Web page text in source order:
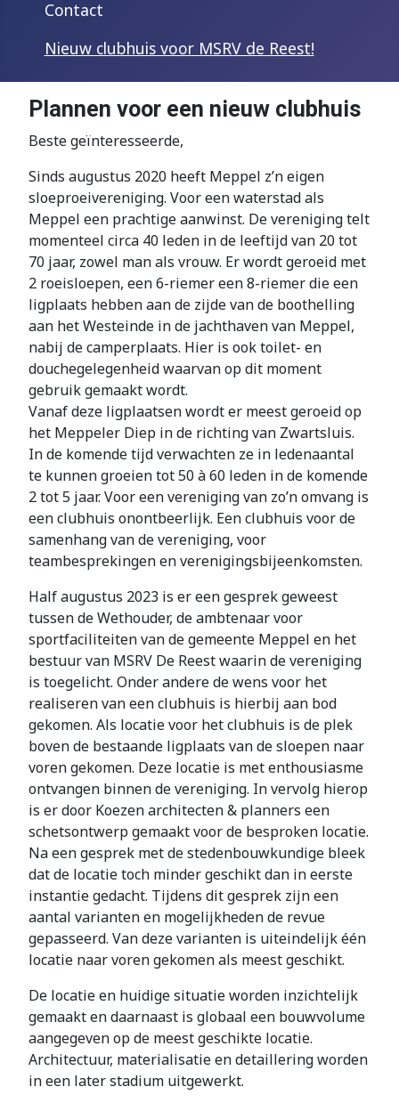
Contact
Nieuw clubhuis voor MSRV de Reest!
Plannen voor een nieuw clubhuis
Beste geïnteresseerde,
Sinds augustus 2020 heeft Meppel z’n eigen
sloeproeivereniging. Voor een waterstad als
Meppel een prachtige aanwinst. De vereniging telt
momenteel circa 40 leden in de leeftijd van 20 tot
70 jaar, zowel man als vrouw. Er wordt geroeid met
2 roeisloepen, een 6-riemer een 8-riemer die een
ligplaats hebben aan de zijde van de boothelling
aan het Westeinde in de jachthaven van Meppel,
nabij de camperplaats. Hier is ook toilet- en
douchegelegenheid waarvan op dit moment
gebruik gemaakt wordt.
Vanaf deze ligplaatsen wordt er meest geroeid op
het Meppeler Diep in de richting van Zwartsluis.
In de komende tijd verwachten ze in ledenaantal
te kunnen groeien tot 50 à 60 leden in de komende
2 tot 5 jaar. Voor een vereniging van zo’n omvang is
een clubhuis onontbeerlijk. Een clubhuis voor de
samenhang van de vereniging, voor
teambesprekingen en verenigingsbijeenkomsten.
Half augustus 2023 is er een gesprek geweest
tussen de Wethouder, de ambtenaar voor
sportfaciliteiten van de gemeente Meppel en het
bestuur van MSRV De Reest waarin de vereniging
is toegelicht. Onder andere de wens voor het
realiseren van een clubhuis is hierbij aan bod
gekomen. Als locatie voor het clubhuis is de plek
boven de bestaande ligplaats van de sloepen naar
voren gekomen. Deze locatie is met enthousiasme
ontvangen binnen de vereniging. In vervolg hierop
is er door Koezen architecten & planners een
schetsontwerp gemaakt voor de besproken locatie.
Na een gesprek met de stedenbouwkundige bleek
dat de locatie toch minder geschikt dan in eerste
instantie gedacht. Tijdens dit gesprek zijn een
aantal varianten en mogelijkheden de revue
gepasseerd. Van deze varianten is uiteindelijk één
locatie naar voren gekomen als meest geschikt.
De locatie en huidige situatie worden inzichtelijk
gemaakt en daarnaast is globaal een bouwvolume
aangegeven op de meest geschikte locatie.
Architectuur, materialisatie en detaillering worden
in een later stadium uitgewerkt.